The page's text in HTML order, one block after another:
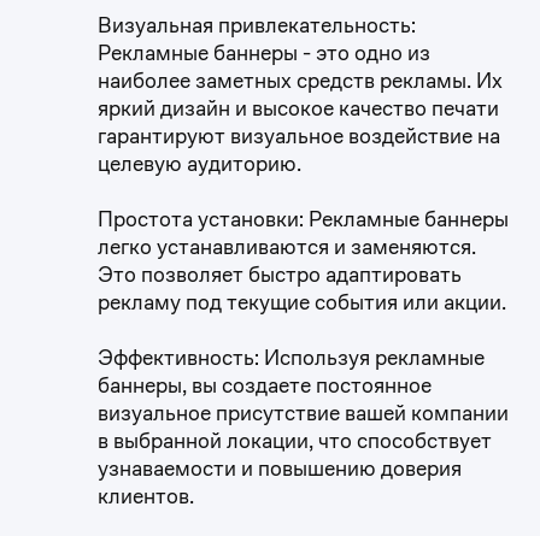
Визуальная привлекательность:
Рекламные баннеры - это одно из
наиболее заметных средств рекламы. Их
яркий дизайн и высокое качество печати
гарантируют визуальное воздействие на
целевую аудиторию.
Простота установки: Рекламные баннеры
легко устанавливаются и заменяются.
Это позволяет быстро адаптировать
рекламу под текущие события или акции.
Эффективность: Используя рекламные
баннеры, вы создаете постоянное
визуальное присутствие вашей компании
в выбранной локации, что способствует
узнаваемости и повышению доверия
клиентов.